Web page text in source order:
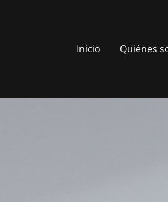
Inicio Quiénes